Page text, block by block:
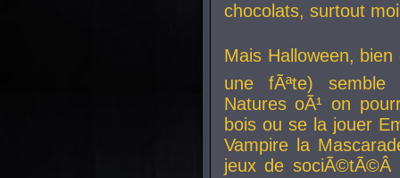
chocolats, surtout
Mais Halloween, bien
une fÃªte) semble
Natures oÃ¹ on
bois ou se la jouer
Vampire la
jeux de